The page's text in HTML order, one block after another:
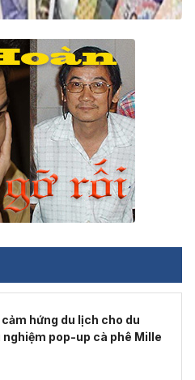
hứng du lịch cho du
pop-up cà phê Mille